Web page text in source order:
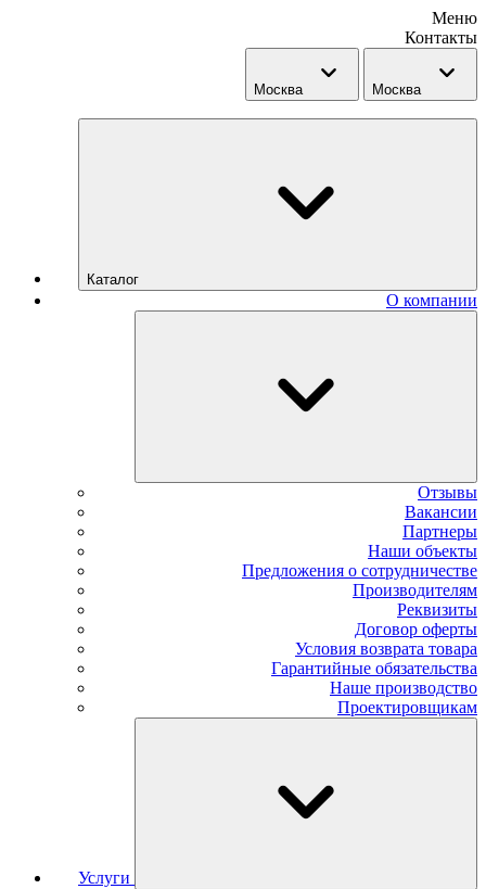
Меню
Контакты
Москва Москва
Каталог
О компании
Отзывы
Вакансии
Партнеры
Наши объекты
Предложения о сотрудничестве
Производителям
Реквизиты
Договор оферты
Условия возврата товара
Гарантийные обязательства
Наше производство
Проектировщикам
Услуги